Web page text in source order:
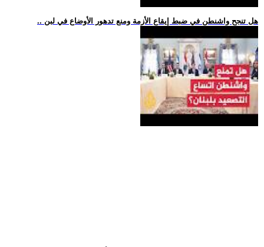
.. هل تنجح واشنطن في ضبط إيقاع الأزمة ومنع تدهور الأوضاع في لبن